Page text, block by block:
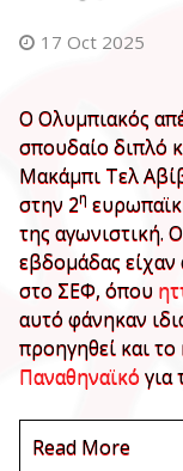
17 Oct 2025
Ο Ολυμπιακός
σπουδαίο διπλό
Μακάμπι Τελ
στην 2η
της αγωνιστική.
εβδομάδας είχαν
στο ΣΕΦ, όπου
αυτό φάνηκαν
προηγηθεί και το
Παναθηναϊκό για
Read More